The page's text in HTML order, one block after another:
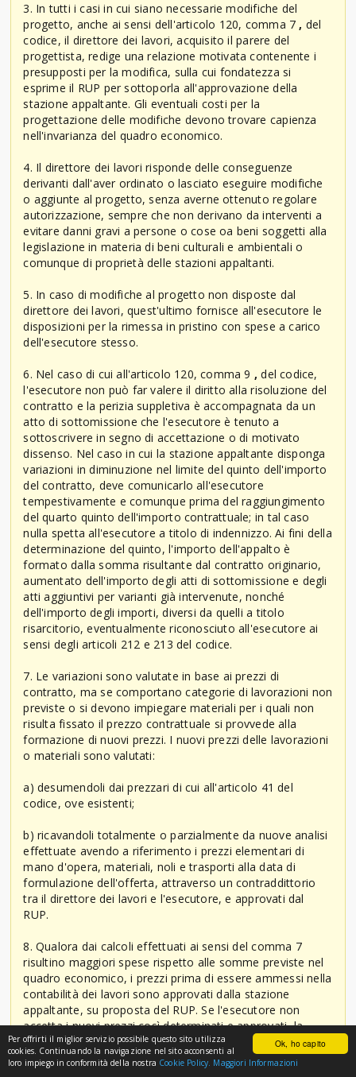
Ok, ho capito
Per offrirti il miglior servizio possibile questo sito utilizza
cookies. Continuando la navigazione nel sito acconsenti al
loro impiego in conformità della nostra Cookie Policy. Maggiori Informazioni
3. In tutti i casi in cui siano necessarie modifiche del
progetto, anche ai sensi dell'articolo 120, comma 7, del
codice, il direttore dei lavori, acquisito il parere del
progettista, redige una relazione motivata contenente i
presupposti per la modifica, sulla cui fondatezza si
esprime il RUP per sottoporla all'approvazione della
stazione appaltante. Gli eventuali costi per la
progettazione delle modifiche devono trovare capienza
nell'invarianza del quadro economico.
4. Il direttore dei lavori risponde delle conseguenze
derivanti dall'aver ordinato o lasciato eseguire modifiche
o aggiunte al progetto, senza averne ottenuto regolare
autorizzazione, sempre che non derivano da interventi a
evitare danni gravi a persone o cose oa beni soggetti alla
legislazione in materia di beni culturali e ambientali o
comunque di proprietà delle stazioni appaltanti.
5. In caso di modifiche al progetto non disposte dal
direttore dei lavori, quest'ultimo fornisce all'esecutore le
disposizioni per la rimessa in pristino con spese a carico
dell'esecutore stesso.
6. Nel caso di cui all'articolo 120, comma 9 , del codice,
l'esecutore non può far valere il diritto alla risoluzione del
contratto e la perizia suppletiva è accompagnata da un
atto di sottomissione che l'esecutore è tenuto a
sottoscrivere in segno di accettazione o di motivato
dissenso. Nel caso in cui la stazione appaltante disponga
variazioni in diminuzione nel limite del quinto dell'importo
del contratto, deve comunicarlo all'esecutore
tempestivamente e comunque prima del raggiungimento
del quarto quinto dell'importo contrattuale; in tal caso
nulla spetta all'esecutore a titolo di indennizzo. Ai fini della
determinazione del quinto, l'importo dell'appalto è
formato dalla somma risultante dal contratto originario,
aumentato dell'importo degli atti di sottomissione e degli
atti aggiuntivi per varianti già intervenute, nonché
dell'importo degli importi, diversi da quelli a titolo
risarcitorio, eventualmente riconosciuto all'esecutore ai
sensi degli articoli 212 e 213 del codice.
7. Le variazioni sono valutate in base ai prezzi di
contratto, ma se comportano categorie di lavorazioni non
previste o si devono impiegare materiali per i quali non
risulta fissato il prezzo contrattuale si provvede alla
formazione di nuovi prezzi. I nuovi prezzi delle lavorazioni
o materiali sono valutati:
a) desumendoli dai prezzari di cui all'articolo 41 del
codice, ove esistenti;
b) ricavandoli totalmente o parzialmente da nuove analisi
effettuate avendo a riferimento i prezzi elementari di
mano d'opera, materiali, noli e trasporti alla data di
formulazione dell'offerta, attraverso un contraddittorio
tra il direttore dei lavori e l'esecutore, e approvati dal
RUP.
8. Qualora dai calcoli effettuati ai sensi del comma 7
risultino maggiori spese rispetto alle somme previste nel
quadro economico, i prezzi prima di essere ammessi nella
contabilità dei lavori sono approvati dalla stazione
appaltante, su proposta del RUP. Se l'esecutore non
accetta i nuovi prezzi così determinati e approvati, la
stazione appaltante può ingiungergli l'esecuzione delle
lavorazioni o la somministrazione dei materiali sulla base